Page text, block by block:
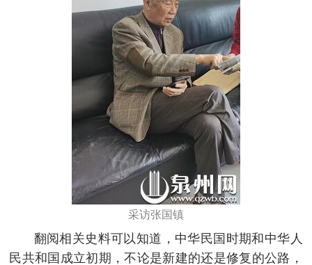
采访张国镇
翻阅相关史料可以知道，中华民国时期和中华人
民共和国成立初期，不论是新建的还是修复的公路，